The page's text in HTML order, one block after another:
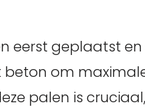
eerst geplaatst
om
palen is